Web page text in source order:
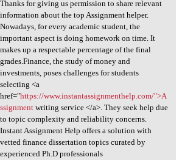
for giving us
Thanks for giving us permission to share relevant
information about the top Assignment helper.
Nowadays, for every academic student, the
important aspect is doing homework on time. It
makes up a respectable percentage of the final
grades.Finance, the study of money and
investments, poses challenges for students
selecting <a
href="https://www.instantassignmenthelp.com/">A
ssignmentwriting service </a>. They seek help due
to topic complexity and reliability concerns.
Instant Assignment Help offers a solution with
vetted finance dissertation topics curated by
experienced Ph.D professionals